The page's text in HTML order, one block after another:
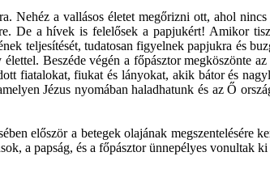
a vallásos életet megőrizni ott, ahol
De a hívek is felelősek a papjukért! Amikor
teljesítését, tudatosan figyelnek papjukra és
Beszéde végén a főpásztor megköszönte
fiatalokat, fiukat és lányokat, akik bátor és
Jézus nyomában haladhatunk és az Ő
először a betegek olajának megszentelésére
a papság, és a főpásztor ünnepélyes vonultak